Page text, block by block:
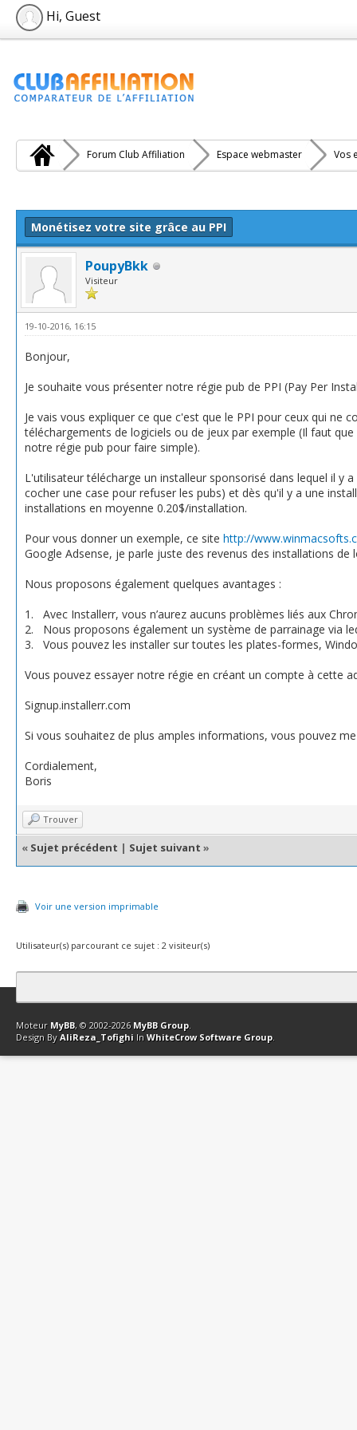
Hi, Guest
Forum Club Affiliation Espace webmaster Vos
Monétisez votre site grâce au PPI
PoupyBkk
Visiteur
19-10-2016, 16:15
Bonjour,
Je souhaite vous présenter notre régie pub de PPI (Pay Per
Je vais vous expliquer ce que c'est que le PPI pour ceux qui
téléchargements de logiciels ou de jeux par exemple (Il faut
notre régie pub pour faire simple).
L'utilisateur télécharge un installeur sponsorisé dans lequel il y
cocher une case pour refuser les pubs) et dès qu'il y a une
installations en moyenne 0.20$/installation.
Pour vous donner un exemple, ce site http://
Google Adsense, je parle juste des revenus des installations de
Nous proposons également quelques avantages :
1.
Avec Installerr, vous n’aurez aucuns problèmes liés aux
2.
Nous proposons également un système de parrainage via
3.
Vous pouvez les installer sur toutes les plates-formes,
Vous pouvez essayer notre régie en créant un compte à cette
Signup.installerr.com
Si vous souhaitez de plus amples informations, vous pouvez
Cordialement,
Boris
Trouver
« Sujet précédent | Sujet suivant »
Voir une version imprimable
Utilisateur(s) parcourant ce sujet : 2 visiteur(s)
Contact Club Affiliation Retourner en haut Version bas-débit
Moteur MyBB, © 2002-2026 MyBB Group.
Design By AliReza_Tofighi In WhiteCrow Software Group.